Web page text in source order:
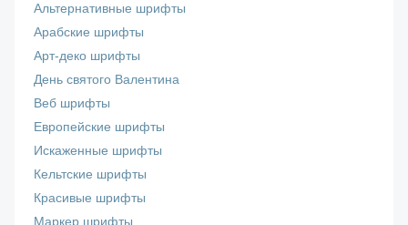
Альтернативные шрифты
Арабские шрифты
Арт-деко шрифты
День святого Валентина
Веб шрифты
Европейские шрифты
Искаженные шрифты
Кельтские шрифты
Красивые шрифты
Маркер шрифты